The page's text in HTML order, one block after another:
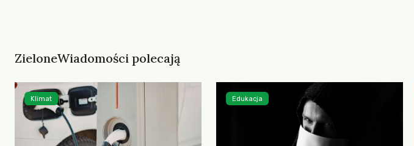
ZieloneWiadomości polecają
Klimat Edukacja